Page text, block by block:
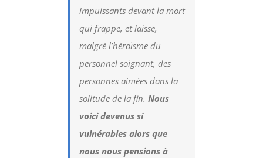
impuissants devant la mort
qui frappe, et laisse,
malgré l’héroïsme du
personnel soignant, des
personnes aimées dans la
solitude de la fin.Nous
voici devenus si
vulnérables alors que
nous nous pensions à